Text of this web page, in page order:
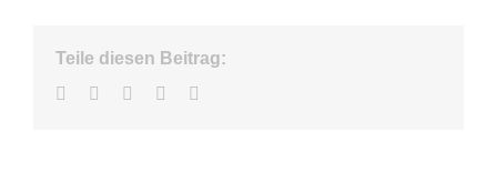
Teile diesen Beitrag:
Facebook
TwitterLinkedInWhatsApp